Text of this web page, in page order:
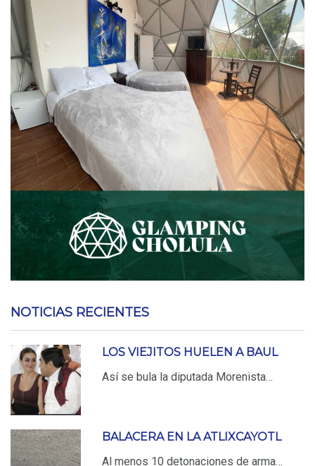
NOTICIAS RECIENTES
LOS VIEJITOS HUELEN A BAUL
Así se bula la diputada Morenista…
BALACERA EN LA ATLIXCAYOTL
Al menos 10 detonaciones de arma…